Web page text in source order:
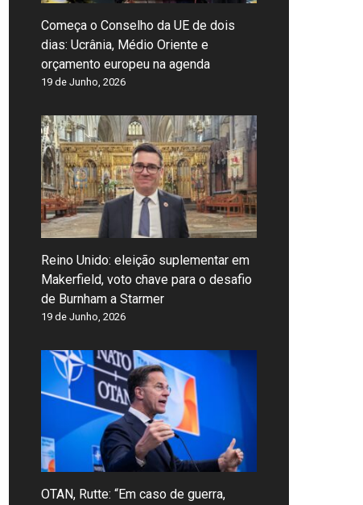
Começa o Conselho da UE de dois
dias: Ucrânia, Médio Oriente e
orçamento europeu na agenda
19 de Junho, 2026
Reino Unido: eleição suplementar em
Makerfield, voto chave para o desafio
de Burnham a Starmer
19 de Junho, 2026
OTAN, Rutte: “Em caso de guerra,